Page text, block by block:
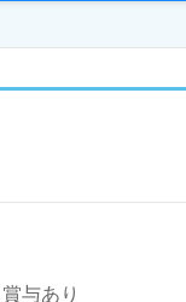
与あり